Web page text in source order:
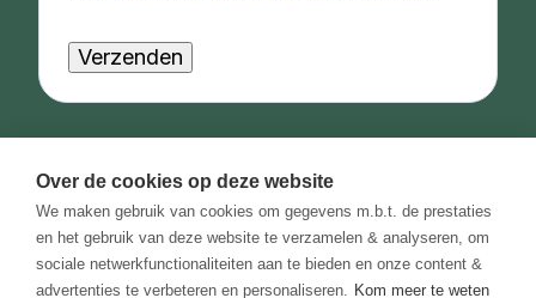
Over de cookies op deze website
We maken gebruik van cookies om gegevens m.b.t. de prestaties
en het gebruik van deze website te verzamelen & analyseren, om
sociale netwerkfunctionaliteiten aan te bieden en onze content &
advertenties te verbeteren en personaliseren. Kom meer te weten